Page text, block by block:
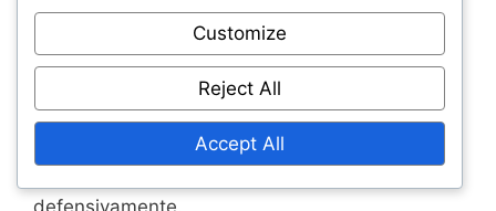
Como jugador de equipo, Chadli enfatiza la
colaboración sobre la gloria individual. Su
disposición para retroceder y ayudar en las
tareas defensivas demuestra un compromiso
con el éxito general del equipo. Esta mentalidad
fomenta un fuerte espíritu de equipo y anima a
Customize
Reject All
Accept All